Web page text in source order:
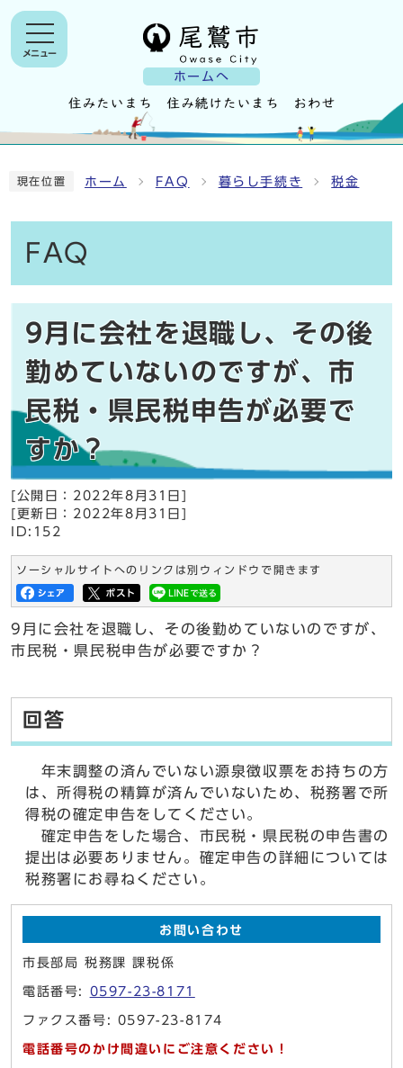
ホームへ
メニュー
現在位置 ホーム FAQ 暮らし手続き 税金
FAQ
9月に会社を退職し、その後
勤めていないのですが、市
民税・県民税申告が必要で
すか？
[公開日：2022年8月31日]
[更新日：2022年8月31日]
ID:152
ソーシャルサイトへのリンクは別ウィンドウで開きます
9月に会社を退職し、その後勤めていないのですが、
市民税・県民税申告が必要ですか？
回答
年末調整の済んでいない源泉徴収票をお持ちの方
は、所得税の精算が済んでいないため、税務署で所
得税の確定申告をしてください。
確定申告をした場合、市民税・県民税の申告書の
提出は必要ありません。確定申告の詳細については
税務署にお尋ねください。
お問い合わせ
市長部局 税務課 課税係
電話番号: 0597-23-8171
ファクス番号: 0597-23-8174
電話番号のかけ間違いにご注意ください！